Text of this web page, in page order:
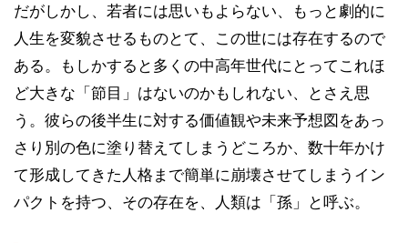
だがしかし、若者には思いもよらない、もっと劇的に
人生を変貌させるものとて、この世には存在するので
ある。もしかすると多くの中高年世代にとってこれほ
ど大きな「節目」はないのかもしれない、とさえ思
う。彼らの後半生に対する価値観や未来予想図をあっ
さり別の色に塗り替えてしまうどころか、数十年かけ
て形成してきた人格まで簡単に崩壊させてしまうイン
パクトを持つ、その存在を、人類は「孫」と呼ぶ。